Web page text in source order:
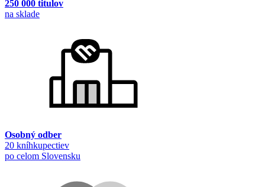
250 000 titulov
na sklade
Osobný odber
20 kníhkupectiev
po celom Slovensku